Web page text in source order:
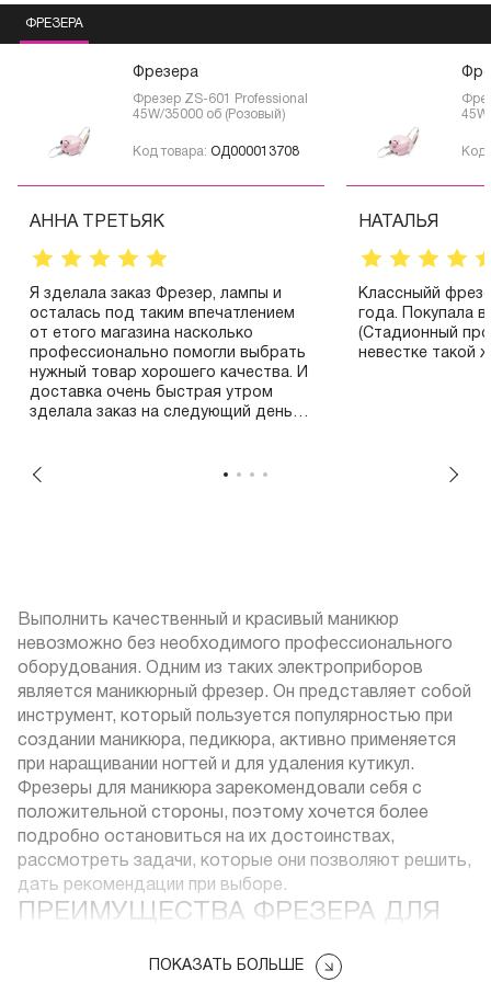
ФРЕЗЕРА
Фрезера
Фрезер ZS-601 Professional
45W/35000 об (Розовый)
Код товара: ОД000013708
АННА ТРЕТЬЯК
Я зделала заказ Фрезер, лампы и
осталась под таким впечатлением
от етого магазина насколько
профессионально помогли выбрать
нужный товар хорошего качества. И
доставка очень быстрая утром
зделала заказ на следующий день
магазин.
Код
НАТАЛЬЯ
Классныйй
года. Покупала
(Стадионный
невестке такой
Выполнить качественный и красивый маникюр
невозможно без необходимого профессионального
оборудования. Одним из таких электроприборов
является маникюрный фрезер. Он представляет собой
инструмент, который пользуется популярностью при
создании маникюра, педикюра, активно применяется
при наращивании ногтей и для удаления кутикул.
Фрезеры для маникюра зарекомендовали себя с
положительной стороны, поэтому хочется более
подробно остановиться на их достоинствах,
рассмотреть задачи, которые они позволяют решить,
дать рекомендации при выборе.
ПРЕИМУЩЕСТВА ФРЕЗЕРА ДЛЯ
ПОКАЗАТЬ БОЛЬШЕ